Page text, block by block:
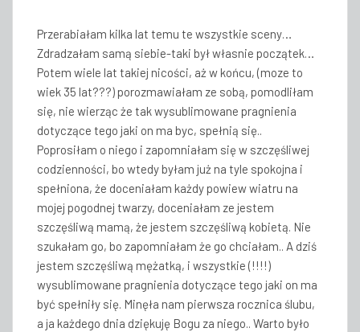
Przerabiałam kilka lat temu te wszystkie sceny…
Zdradzałam samą siebie-taki był własnie początek…
Potem wiele lat takiej nicości, aż w końcu, (moze to
wiek 35 lat???) porozmawiałam ze sobą, pomodliłam
się, nie wierząc że tak wysublimowane pragnienia
dotyczące tego jaki on ma byc, spełnią się..
Poprosiłam o niego i zapomniałam się w szczęśliwej
codzienności, bo wtedy byłam już na tyle spokojna i
spełniona, że doceniałam każdy powiew wiatru na
mojej pogodnej twarzy, doceniałam ze jestem
szczęśliwą mamą, że jestem szczęśliwą kobietą. Nie
szukałam go, bo zapomniałam że go chciałam.. A dziś
jestem szczęśliwą mężatką, i wszystkie (!!!!)
wysublimowane pragnienia dotyczące tego jaki on ma
być spełniły się. Minęła nam pierwsza rocznica ślubu,
a ja każdego dnia dziękuję Bogu za niego.. Warto było